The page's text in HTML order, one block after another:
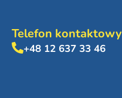
Telefon kontaktowy
+48 12 637 33 46